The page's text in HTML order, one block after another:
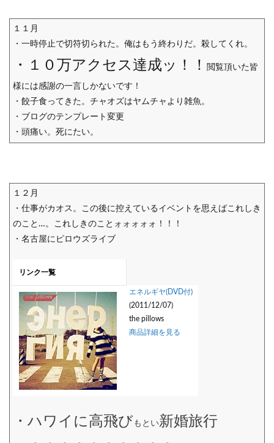
１１月
・一時停止で切符切られた。俺はもう終わりだ。殺してくれ。
・１０万アクセス達成ッ！！ 閲覧頂いた皆
様には感謝の一言しかないです！
・餃子食ってきた。チャオズはヤムチャより雑魚。
・ブログのテンプレート変更
・頭痛い。死にたい。
１２月
・仕事がカオス。この後に控えているイベントを思えばこれしき
のこと…。これしきのことォォォォォ！！！
・名古屋にピロウズライブ
リンク一覧
エネルギヤ(DVD付)
(2011/12/07)
the pillows
商品詳細を見る
・ハワイに高飛びもとい新婚旅行